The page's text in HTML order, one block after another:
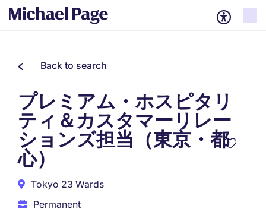
Back to search
プレミアム・ホスピタリ
ティ＆カスタマーリレー
ションズ担当（東京・都
心）
Tokyo 23 Wards
Permanent